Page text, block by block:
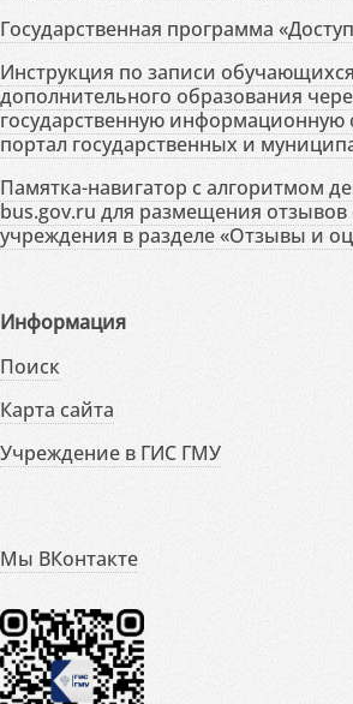
Государственная программа
Инструкция по записи
дополнительного образования
государственную информационную
портал государственных и
Памятка-навигатор с алгоритмом
bus.gov.ru для размещения отзывов
учреждения в разделе «Отзывы и
Информация
Поиск
Карта сайта
Учреждение в ГИС ГМУ
Мы ВКонтакте